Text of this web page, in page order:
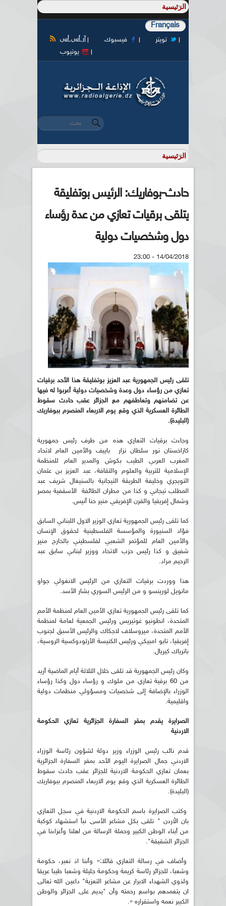
Français
آر أس أس فيسبوك
تويتر
يوتيوب
استمارة البحث
‏بحث ‏
حادث-بوفاريك: الرئيس بوتفليقة
يتلقى برقيات تعازي من عدة رؤساء
دول وشخصيات دولية
14/04/2018 - 23:00
تلقى رئيس الجمهورية عبد العزيز بوتفليقة هذا الأحد برقيات
تعازي من رؤساء دول وعدة وشخصيات دولية أعربوا له فيها
عن تضامنهم وتعاطفهم مع الجزائر عقب حادث سقوط
الطائرة العسكرية الذي وقع يوم الاربعاء المنصرم ببوفاريك
(البليدة).
وجاءت برقيات التعازي هذه من طرف رئيس جمهورية
كازاخستان نور سلطان نزار باييف والأمين العام لاتحاد
المغرب العربي الطيب بكوش والمدير العام للمنظمة
الإسلامية للتربية والعلوم والثقافة، عبد العزيز بن عثمان
التويجري وخليفة الطريقة التيجانية بالسنيغال شريف عبد
المطلب تيجاني و كذا من مطران الطائفة الأسقفية بمصر
وشمال إفريقيا والقرن الإفريقي منير حنا أنيس.
كما تلقى رئيس الجمهورية تعازي الوزير الاول اللبناني السابق
فؤاد السنيورة والمؤسسة الفلسطينية لحقوق الإنسان
والأمين العام للمؤتمر الشعبي لفلسطيني بالخارج منير
شفيق و كذا رئيس حزب الاتحاد ووزير لبناني سابق عبد
الرحيم مراد.
هذا ووردت برقيات التعازي من الرئيس الانغولي جواو
مانويل لورينسو و من الرئيس السوري بشار الأسد.
كما تلقى رئيس الجمهورية تعازي الأمين العام لمنظمة الأمم
المتحدة، انطونيو غوتيريس ورئيس الجمعية لعامة لمنظمة
الأمم المتحدة، ميروسلاف لاجكاك والرئيس الأسبق لجنوب
إفريقيا، تابو امبيكي ورئيس الكنيسة الأرثودوكسية الروسية،
باترياك كيريال.
وكان رئيس الجمهورية قد تلقى خلال الثلاثة أيام الماضية أزيد
من 60 برقية تعازي من ملوك و رؤساء دول وكذا رؤساء
الوزراء بالإضافة إلى شخصيات ومسؤولي منظمات دولية
واقليمية.
الصرايرة يقدم بمقر السفارة الجزائرية تعازي الحكومة
الاردنية
قدم نائب رئيس الوزراء وزير دولة لشؤون رئاسة الوزراء
الاردني جمال الصرايرة اليوم الأحد بمقر السفارة الجزائرية
بعمان تعازي الحكومة الاردنية للجزائر عقب حادث سقوط
الطائرة العسكرية الذي وقع يوم الاربعاء المنصرم ببوفاريك
(البليدة).
وكتب الصرايرة باسم الحكومة الاردنية في سجل التعازي
بان الاْردن " تلقى بكل مشاعر الأسى نبأ استشهاد كوكبة
من أبناء الوطن الكبير وحملة الرسالة من اهلنا وأعزاءنا في
الجزائر الشقيقة".
وأضاف في رسالة التعازي قائلا:» وأننا اذ نعبر، حكومة
وشعبا، للجزائر رئاسة كريمة وحكومة جليلة وشعبا طيبا عريقا
ولذوي الشهداء الابرار عن مشاعر التعزية" داعين الله تعالى
ان يتغمدهم بواسع رحمته وأن "يديم على الجزائر والوطن
الكبير نعمه واستقراره «.